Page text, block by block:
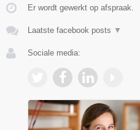
Er wordt gewerkt op afspraak.
Laatste facebook posts ▼
Sociale media: